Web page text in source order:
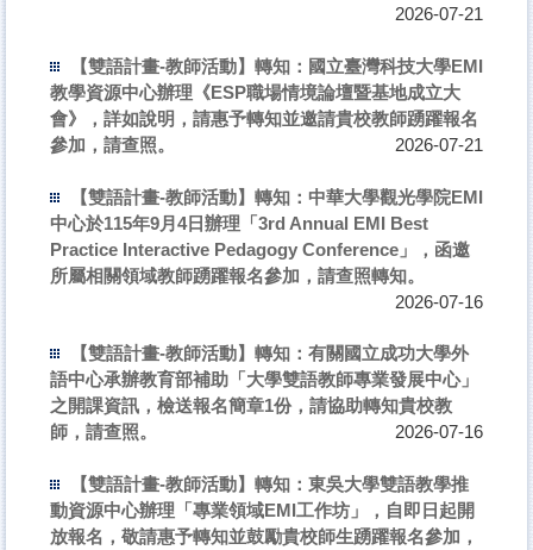
2026-07-21
【雙語計畫-教師活動】轉知：國立臺灣科技大學EMI
教學資源中心辦理《ESP職場情境論壇暨基地成立大
會》，詳如說明，請惠予轉知並邀請貴校教師踴躍報名
參加，請查照。
2026-07-21
【雙語計畫-教師活動】轉知：中華大學觀光學院EMI
中心於115年9月4日辦理「3rd Annual EMI Best
Practice Interactive Pedagogy Conference」，函邀
所屬相關領域教師踴躍報名參加，請查照轉知。
2026-07-16
【雙語計畫-教師活動】轉知：有關國立成功大學外
語中心承辦教育部補助「大學雙語教師專業發展中心」
之開課資訊，檢送報名簡章1份，請協助轉知貴校教
師，請查照。
2026-07-16
【雙語計畫-教師活動】轉知：東吳大學雙語教學推
動資源中心辦理「專業領域EMI工作坊」，自即日起開
放報名，敬請惠予轉知並鼓勵貴校師生踴躍報名參加，